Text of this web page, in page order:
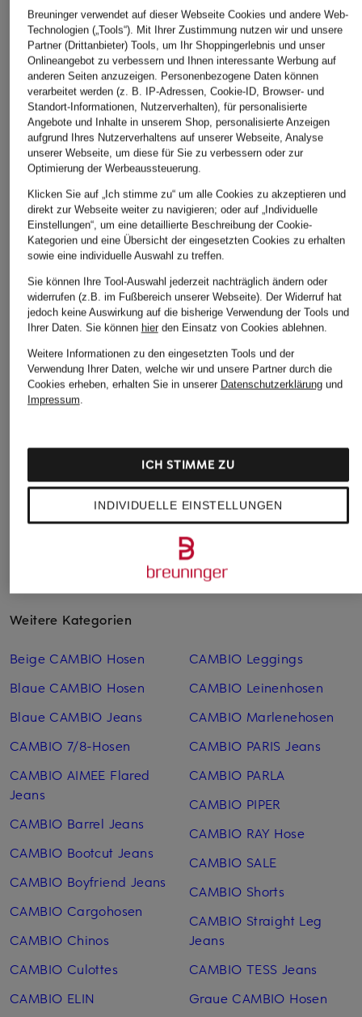
MARC CAIN
Marlenehose
CHF 239
LUISA CERANO
comma
CHF 139
Weitere Kategorien
Beige CAMBIO Hosen
Blaue CAMBIO Hosen
Blaue CAMBIO Jeans
CAMBIO 7/8-Hosen
CAMBIO AIMEE Flared
Jeans
CAMBIO Barrel Jeans
CAMBIO Bootcut Jeans
CAMBIO Boyfriend Jeans
CAMBIO Cargohosen
CAMBIO Chinos
CAMBIO Culottes
CAMBIO ELIN
CAMBIO Leggings
CAMBIO Leinen­hosen
CAMBIO Marlenehosen
CAMBIO PARIS Jeans
CAMBIO PARLA
CAMBIO PIPER
CAMBIO RAY Hose
CAMBIO SALE
CAMBIO Shorts
CAMBIO Straight Leg
Jeans
CAMBIO TESS Jeans
Graue CAMBIO Hosen
Breuninger verwendet auf dieser Webseite Cookies und andere Web-
Technologien („Tools“). Mit Ihrer Zustimmung nutzen wir und unsere
Partner (Drittanbieter) Tools, um Ihr Shoppingerlebnis und unser
Onlineangebot zu verbessern und Ihnen interessante Werbung auf
anderen Seiten anzuzeigen. Personenbezogene Daten können
verarbeitet werden (z. B. IP-Adressen, Cookie-ID, Browser- und
Standort-Informationen, Nutzerverhalten), für personalisierte
Angebote und Inhalte in unserem Shop, personalisierte Anzeigen
aufgrund Ihres Nutzerverhaltens auf unserer Webseite, Analyse
unserer Webseite, um diese für Sie zu verbessern oder zur
Optimierung der Werbeaussteuerung.
Klicken Sie auf „Ich stimme zu“ um alle Cookies zu akzeptieren und
direkt zur Webseite weiter zu navigieren; oder auf „Individuelle
Einstellungen“, um eine detaillierte Beschreibung der Cookie-
Kategorien und eine Übersicht der eingesetzten Cookies zu erhalten
sowie eine individuelle Auswahl zu treffen.
Sie können Ihre Tool-Auswahl jederzeit nachträglich ändern oder
widerrufen (z.B. im Fußbereich unserer Webseite). Der Widerruf hat
jedoch keine Auswirkung auf die bisherige Verwendung der Tools und
Ihrer Daten. Sie können hierden Einsatz von Cookies ablehnen.
Weitere Informationen zu den eingesetzten Tools und der
Verwendung Ihrer Daten, welche wir und unsere Partner durch die
Cookies erheben, erhalten Sie in unserer Datenschutzerklärungund
Impressum.
INDIVIDUELLE EINSTELLUNGEN
ICH STIMME ZU